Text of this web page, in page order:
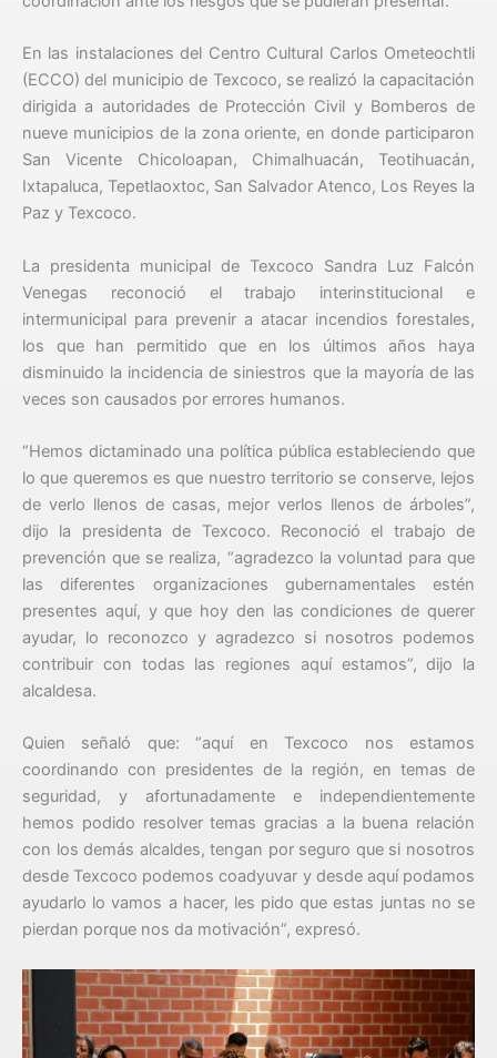
En las instalaciones del Centro Cultural Carlos Ometeochtli
(ECCO) del municipio de Texcoco, se realizó la capacitación
dirigida a autoridades de Protección Civil y Bomberos de
nueve municipios de la zona oriente, en donde participaron
San Vicente Chicoloapan, Chimalhuacán, Teotihuacán,
Ixtapaluca, Tepetlaoxtoc, San Salvador Atenco, Los Reyes la
Paz y Texcoco.
La presidenta municipal de Texcoco Sandra Luz Falcón
Venegas reconoció el trabajo interinstitucional e
intermunicipal para prevenir a atacar incendios forestales,
los que han permitido que en los últimos años haya
disminuido la incidencia de siniestros que la mayoría de las
veces son causados por errores humanos.
“Hemos dictaminado una política pública estableciendo que
lo que queremos es que nuestro territorio se conserve, lejos
de verlo llenos de casas, mejor verlos llenos de árboles”,
dijo la presidenta de Texcoco. Reconoció el trabajo de
prevención que se realiza, “agradezco la voluntad para que
las diferentes organizaciones gubernamentales estén
presentes aquí, y que hoy den las condiciones de querer
ayudar, lo reconozco y agradezco si nosotros podemos
contribuir con todas las regiones aquí estamos”, dijo la
alcaldesa.
Quien señaló que: “aquí en Texcoco nos estamos
coordinando con presidentes de la región, en temas de
seguridad, y afortunadamente e independientemente
hemos podido resolver temas gracias a la buena relación
con los demás alcaldes, tengan por seguro que si nosotros
desde Texcoco podemos coadyuvar y desde aquí podamos
ayudarlo lo vamos a hacer, les pido que estas juntas no se
pierdan porque nos da motivación”, expresó.